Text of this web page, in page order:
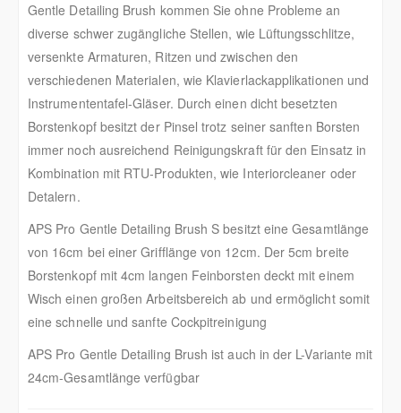
Gentle Detailing Brush kommen Sie ohne Probleme an
diverse schwer zugängliche Stellen, wie Lüftungsschlitze,
versenkte Armaturen, Ritzen und zwischen den
verschiedenen Materialen, wie Klavierlackapplikationen und
Instrumententafel-Gläser. Durch einen dicht besetzten
Borstenkopf besitzt der Pinsel trotz seiner sanften Borsten
immer noch ausreichend Reinigungskraft für den Einsatz in
Kombination mit RTU-Produkten, wie Interiorcleaner oder
Detalern.
APS Pro Gentle Detailing Brush S besitzt eine Gesamtlänge
von 16cm bei einer Grifflänge von 12cm. Der 5cm breite
Borstenkopf mit 4cm langen Feinborsten deckt mit einem
Wisch einen großen Arbeitsbereich ab und ermöglicht somit
eine schnelle und sanfte Cockpitreinigung
APS Pro Gentle Detailing Brush ist auch in der L-Variante mit
24cm-Gesamtlänge verfügbar